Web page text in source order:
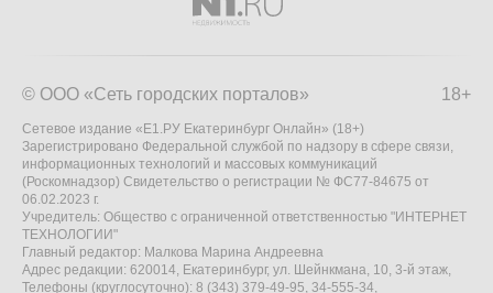
18+
© ООО «Сеть городских порталов»
Сетевое издание «Е1.РУ Екатеринбург Онлайн» (18+)
Зарегистрировано Федеральной службой по надзору в сфере связи,
информационных технологий и массовых коммуникаций
(Роскомнадзор) Свидетельство о регистрации № ФС77-84675 от
06.02.2023 г.
Учредитель: Общество с ограниченной ответственностью "ИНТЕРНЕТ
ТЕХНОЛОГИИ"
Главный редактор: Малкова Марина Андреевна
Адрес редакции: 620014, Екатеринбург, ул. Шейнкмана, 10, 3-й этаж,
Телефоны (круглосуточно): 8 (343) 379-49-95, 34-555-34,